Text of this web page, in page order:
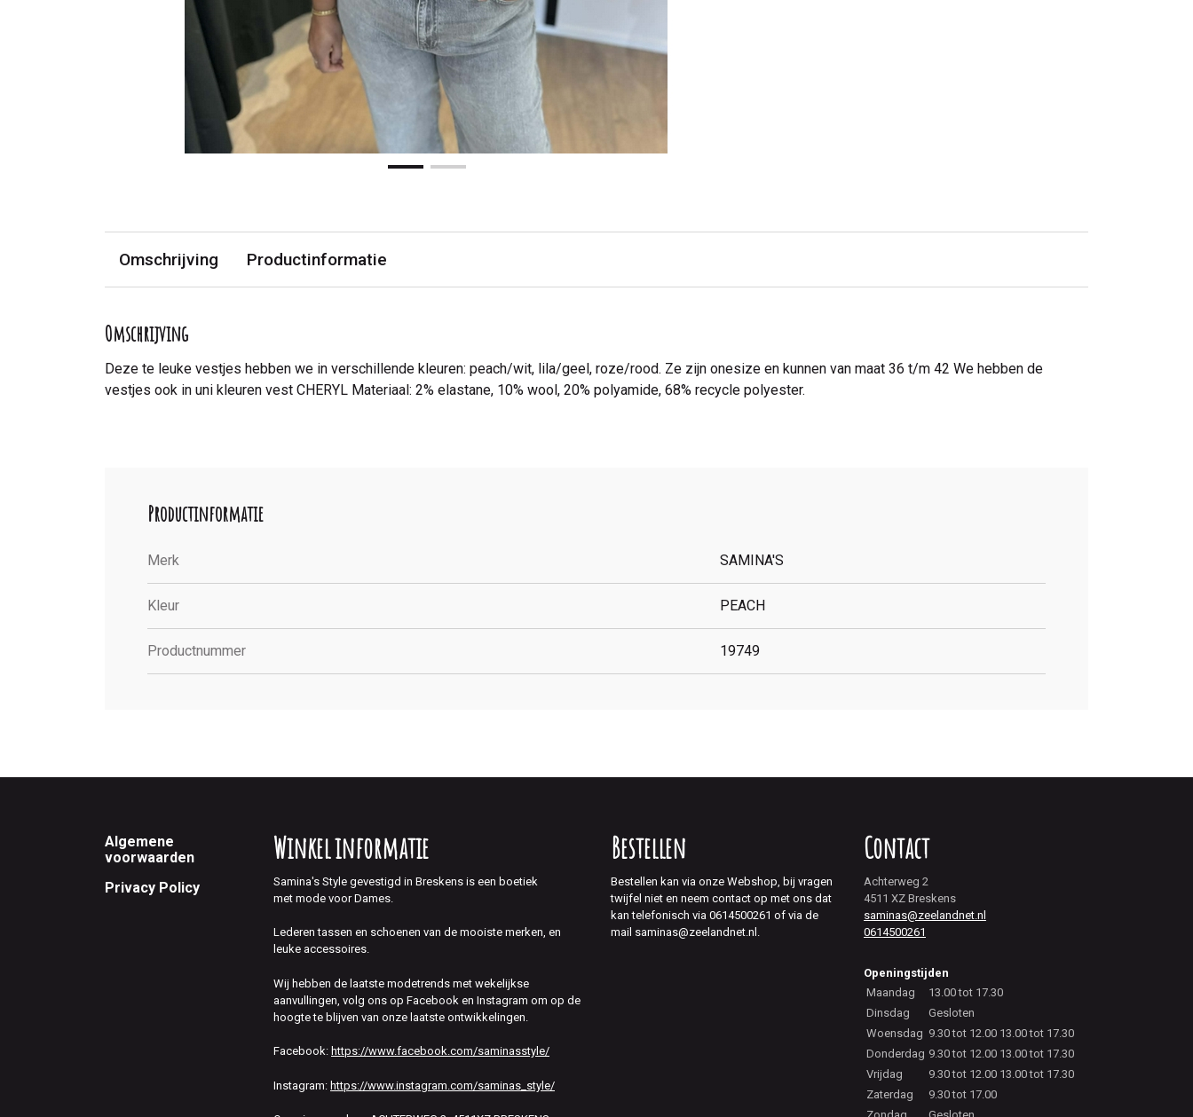
Omschrijving Productinformatie
Omschrijving
Deze te leuke vestjes hebben we in verschillende kleuren: peach/wit, lila/geel, roze/rood. Ze zijn onesize en kunnen van maat 36 t/m 42 We hebben de
vestjes ook in uni kleuren vest CHERYL Materiaal: 2% elastane, 10% wool, 20% polyamide, 68% recycle polyester.
Productinformatie
Merk SAMINA'S
Kleur PEACH
Productnummer 19749
Footer
Algemene
voorwaarden
Privacy Policy
Winkel informatie
Samina's Style gevestigd in Breskens is een boetiek
met mode voor Dames.
Lederen tassen en schoenen van de mooiste merken, en
leuke accessoires.
Wij hebben de laatste modetrends met wekelijkse
aanvullingen, volg ons op Facebook en Instagram om op de
hoogte te blijven van onze laatste ontwikkelingen.
Facebook: https://www.facebook.com/saminasstyle/
Instagram: https://www.instagram.com/saminas_style/
Bestellen
Bestellen kan via onze Webshop, bij vragen
twijfel niet en neem contact op met ons dat
kan telefonisch via 0614500261 of via de
mail saminas@zeelandnet.nl.
Contact
Achterweg 2
4511 XZ Breskens
saminas@zeelandnet.nl
0614500261
Openingstijden
Maandag
13.00 tot 17.30
Dinsdag
Gesloten
Woensdag 9.30 tot 12.00 13.00 tot 17.30
Donderdag 9.30 tot 12.00 13.00 tot 17.30
Vrijdag
9.30 tot 12.00 13.00 tot 17.30
Zaterdag
9.30 tot 17.00